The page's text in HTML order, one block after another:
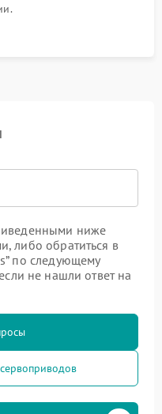
ниже
либо обратиться в
по следующему
не нашли ответ на